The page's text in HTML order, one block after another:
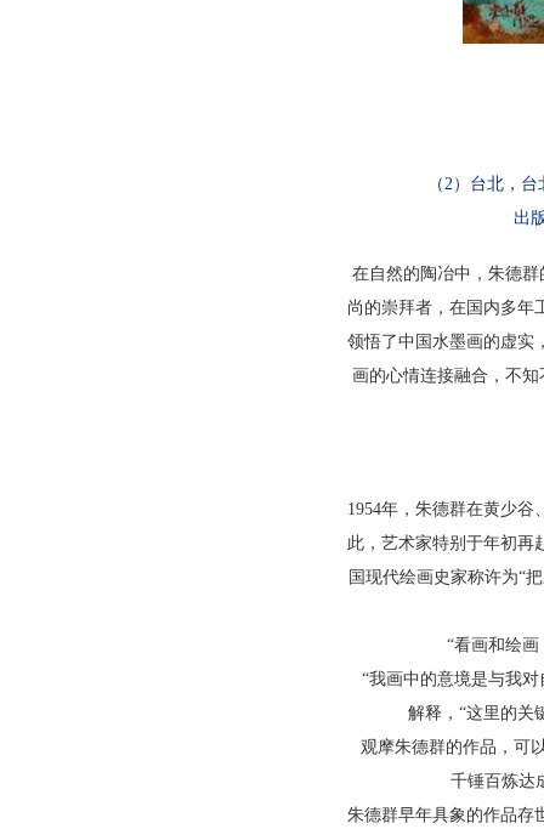
（2）台北，
出
在自然的陶冶中，朱德
尚的崇拜者，在国内多年
领悟了中国水墨画的虚实
画的心情连接融合，不
1954年，朱德群在黄少
此，艺术家特别于年初再
国现代绘画史家称许为“
“看画和绘
“我画中的意境是与我
解释，“这里的关
观摩朱德群的作品，可
千锤百炼达
朱德群早年具象的作品存